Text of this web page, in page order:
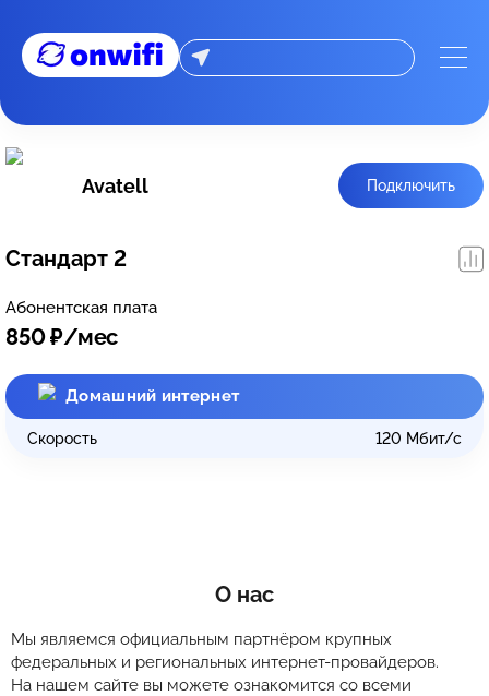
Avatell Подключить
Стандарт 2
Абонентская плата
850₽/мес
Домашний интернет
Скорость 120 Мбит/с
О нас
Мы являемся официальным партнёром крупных
федеральных и региональных интернет-провайдеров.
На нашем сайте вы можете ознакомится со всеми